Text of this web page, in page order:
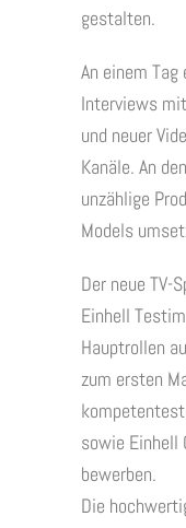
gestalten.
An einem
Interviews
und neuer
Kanäle. An
unzählige
Models
Der neue TV-
Einhell
Hauptrollen
zum ersten
sowie Einhell
bewerben.
Die